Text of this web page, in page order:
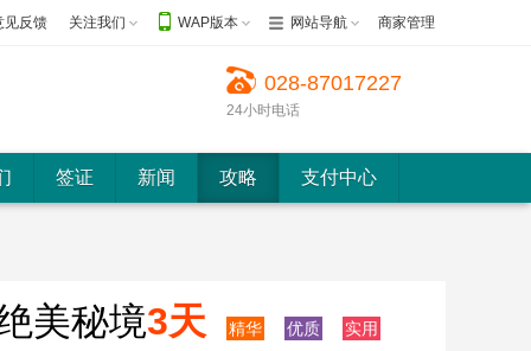
见反馈 关注我们 WAP版本 网站导航 商家管理
028-87017227
24小时电话
签证 新闻 攻略 支付中心
美秘境3天 精华 优质 实用